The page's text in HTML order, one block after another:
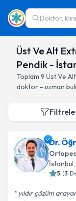
Doktor,
Üst Ve Alt
Pendik -
Toplam 9 Üst Ve Alt
doktor - uzman
Filtrele
Dr.
İstanbul
5 (3
yıldır çözüm